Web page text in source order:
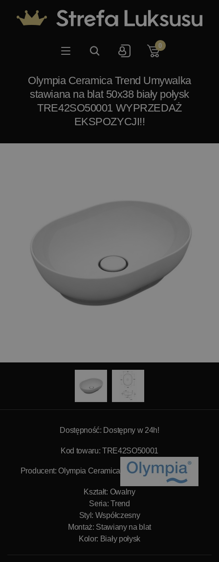
0
Olympia Ceramica Trend Umywalka
stawiana na blat 50x38 biały połysk
TRE42SO50001 WYPRZEDAŻ
EKSPOZYCJI!!
Dostępność: Dostępny w 24h!
Kod towaru: TRE42SO50001
Producent:Olympia Ceramica
Kształt: Owalny
Seria: Trend
Styl: Współczesny
Montaż: Stawiany na blat
Kolor: Biały połysk